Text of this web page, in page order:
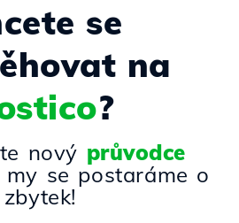
se
na
?
nový průvodce
my se postaráme o
zbytek!